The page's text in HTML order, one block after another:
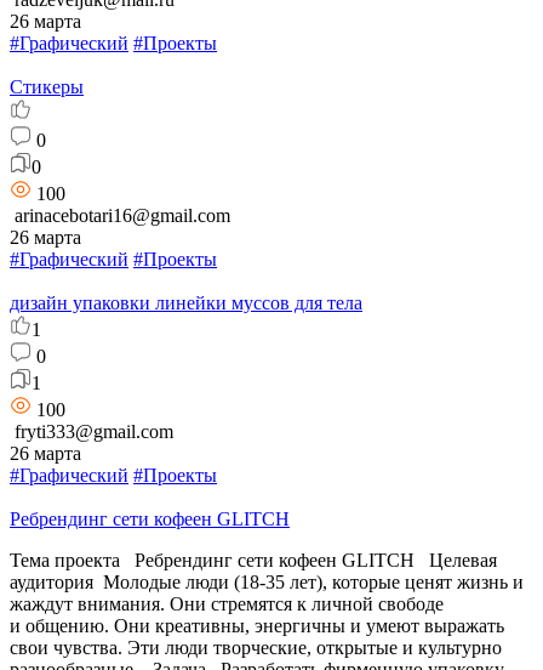
26 марта
#Графический #Проекты
Стикеры
0
0
100
arinacebotari16@gmail.com
26 марта
#Графический #Проекты
дизайн упаковки линейки муссов для тела
1
0
1
100
fryti333@gmail.com
26 марта
#Графический #Проекты
Ребрендинг сети кофеен GLITCH
Тема проекта Ребрендинг сети кофеен GLITCH Целевая
аудитория Молодые люди (18-35 лет), которые ценят жизнь и
жаждут внимания. Они стремятся к личной свободе
и общению. Они креативны, энергичны и умеют выражать
свои чувства. Эти люди творческие, открытые и культурно